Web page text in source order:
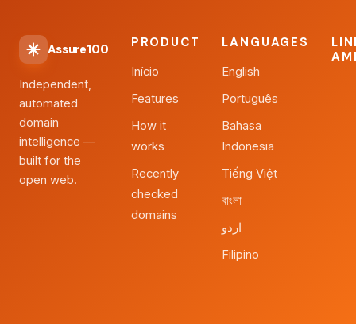
Assure100
Independent,
automated
domain
intelligence —
built for the
open web.
PRODUCT
Início
Features
How it
works
Recently
checked
domains
LANGUAGES
English
Português
Bahasa
Indonesia
Tiếng Việt
বাংলা
اردو
Filipino